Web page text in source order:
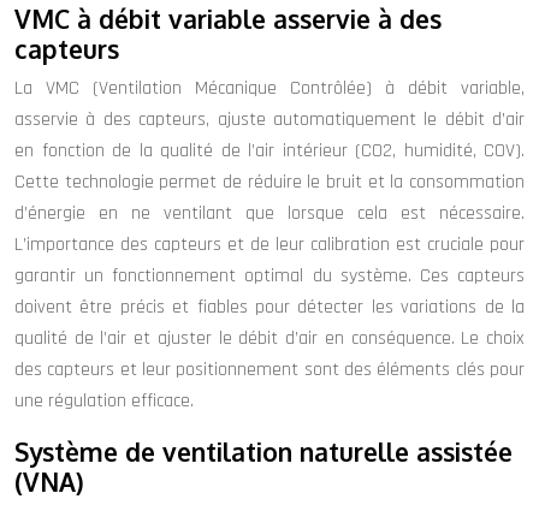
VMC à débit variable asservie à des
capteurs
La VMC (Ventilation Mécanique Contrôlée) à débit variable,
asservie à des capteurs, ajuste automatiquement le débit d’air
en fonction de la qualité de l’air intérieur (CO2, humidité, COV).
Cette technologie permet de réduire le bruit et la consommation
d’énergie en ne ventilant que lorsque cela est nécessaire.
L’importance des capteurs et de leur calibration est cruciale pour
garantir un fonctionnement optimal du système. Ces capteurs
doivent être précis et fiables pour détecter les variations de la
qualité de l’air et ajuster le débit d’air en conséquence. Le choix
des capteurs et leur positionnement sont des éléments clés pour
une régulation efficace.
Système de ventilation naturelle assistée
(VNA)